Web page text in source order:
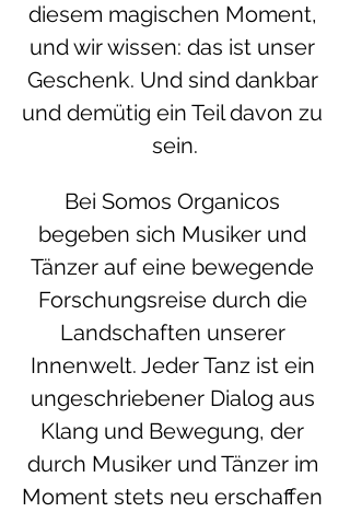
diesem magischen Moment,
und wir wissen: das ist unser
Geschenk. Und sind dankbar
und demütig ein Teil davon zu
sein.
Bei Somos Organicos
begeben sich Musiker und
Tänzer auf eine bewegende
Forschungsreise durch die
Landschaften unserer
Innenwelt. Jeder Tanz ist ein
ungeschriebener Dialog aus
Klang und Bewegung, der
durch Musiker und Tänzer im
Moment stets neu erschaffen